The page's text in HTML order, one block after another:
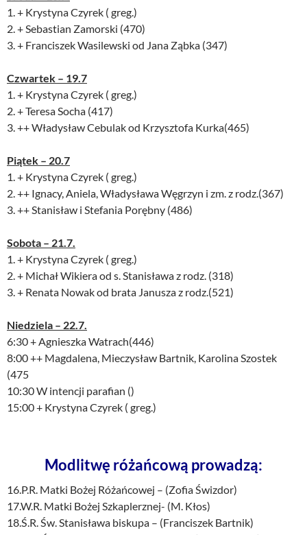
1. + Krystyna Czyrek ( greg.)
2. + Sebastian Zamorski (470)
3. + Franciszek Wasilewski od Jana Ząbka (347)
Czwartek – 19.7
1. + Krystyna Czyrek ( greg.)
2. + Teresa Socha (417)
3. ++ Władysław Cebulak od Krzysztofa Kurka(465)
Piątek – 20.7
1. + Krystyna Czyrek ( greg.)
2. ++ Ignacy, Aniela, Władysława Węgrzyn i zm. z rodz.(367)
3. ++ Stanisław i Stefania Porębny (486)
Sobota – 21.7.
1. + Krystyna Czyrek ( greg.)
2. + Michał Wikiera od s. Stanisława z rodz. (318)
3. + Renata Nowak od brata Janusza z rodz.(521)
Niedziela – 22.7.
6:30 + Agnieszka Watrach(446)
8:00 ++ Magdalena, Mieczysław Bartnik, Karolina Szostek
(475
10:30 W intencji parafian ()
15:00 + Krystyna Czyrek ( greg.)
Modlitwę różańcową prowadzą:
16.P.R. Matki Bożej Różańcowej – (Zofia Świzdor)
17.W.R. Matki Bożej Szkaplerznej- (M. Kłos)
18.Ś.R. Św. Stanisława biskupa – (Franciszek Bartnik)